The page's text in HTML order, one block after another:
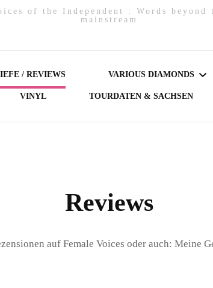
of the Independent : Words beyond
mainstream
/ REVIEWS VARIOUS DIAMONDS
BRITISH DIAMONDS
VINYL TOURDATEN & SACHSEN
Reviews
auf Female Voices oder auch: Meine